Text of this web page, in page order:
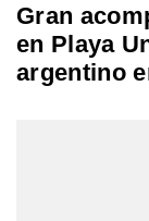
Gran
en Playa
argentino